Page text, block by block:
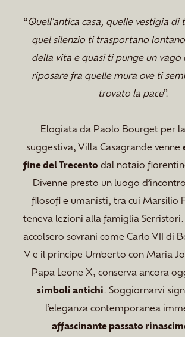
“Quell'antica casa, quelle vestigia di
quel silenzio ti trasportano
della vita e quasi ti punge un
riposare fra quelle mura ove ti
trovato la pace”.
Elogiata da Paolo Bourget per
suggestiva, Villa Casagrande venne
fine del Trecentodal notaio
Divenne presto un luogo
filosofi e umanisti, tra cui Marsilio
teneva lezioni alla famiglia Serristori.
accolsero sovrani come Carlo VII di
V e il principe Umberto con Maria
Papa Leone X, conserva ancora
simboli antichi. Soggiornarvi
l’eleganza contemporanea
affascinante passato